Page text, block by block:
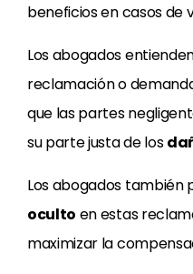
beneficios en casos de
Los abogados
reclamación o
que las partes
su parte justa de los
Los abogados
oculto en estas
maximizar la